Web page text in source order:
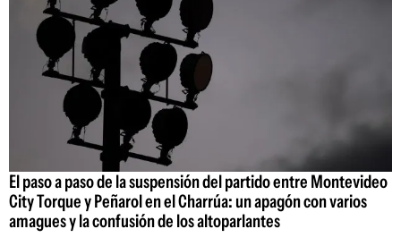
El paso a paso de la suspensión del partido entre Montevideo
City Torque y Peñarol en el Charrúa: un apagón con varios
amagues y la confusión de los altoparlantes